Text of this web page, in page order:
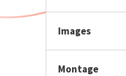
Images
Montage